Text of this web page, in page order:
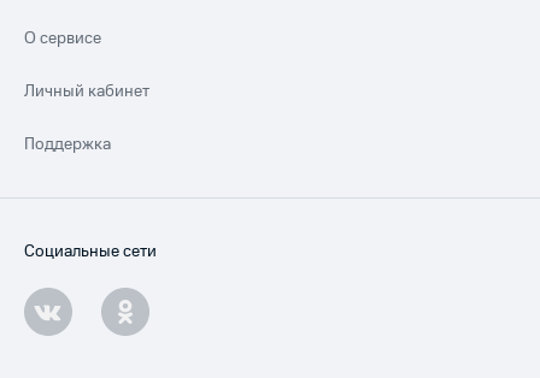
О сервисе
Личный кабинет
Поддержка
Социальные сети